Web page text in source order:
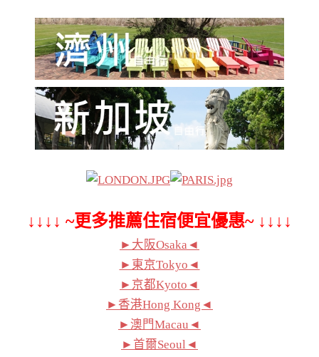
↓↓↓↓ ~更多推薦住宿便宜優惠~ ↓↓↓↓
►大阪Osaka◄
►東京Tokyo◄
►京都Kyoto◄
►香港Hong Kong◄
►澳門Macau◄
►首爾Seoul◄